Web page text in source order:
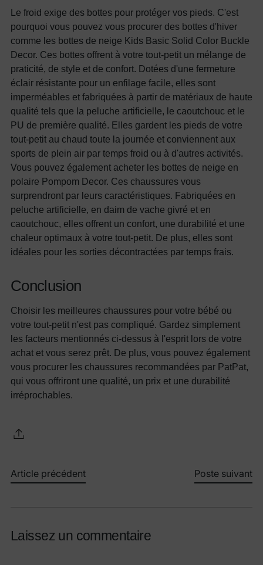
Le froid exige des bottes pour protéger vos pieds. C'est
pourquoi vous pouvez vous procurer des bottes d'hiver
comme les bottes de neige Kids Basic Solid Color Buckle
Decor. Ces bottes offrent à votre tout-petit un mélange de
praticité, de style et de confort. Dotées d'une fermeture
éclair résistante pour un enfilage facile, elles sont
imperméables et fabriquées à partir de matériaux de haute
qualité tels que la peluche artificielle, le caoutchouc et le
PU de première qualité. Elles gardent les pieds de votre
tout-petit au chaud toute la journée et conviennent aux
sports de plein air par temps froid ou à d'autres activités.
Vous pouvez également acheter les bottes de neige en
polaire Pompom Decor. Ces chaussures vous
surprendront par leurs caractéristiques. Fabriquées en
peluche artificielle, en daim de vache givré et en
caoutchouc, elles offrent un confort, une durabilité et une
chaleur optimaux à votre tout-petit. De plus, elles sont
idéales pour les sorties décontractées par temps frais.
Conclusion
Choisir les meilleures chaussures pour votre bébé ou
votre tout-petit n'est pas compliqué. Gardez simplement
les facteurs mentionnés ci-dessus à l'esprit lors de votre
achat et vous serez prêt. De plus, vous pouvez également
vous procurer les chaussures recommandées par PatPat,
qui vous offriront une qualité, un prix et une durabilité
irréprochables.
Article précédent Poste suivant
Laissez un commentaire